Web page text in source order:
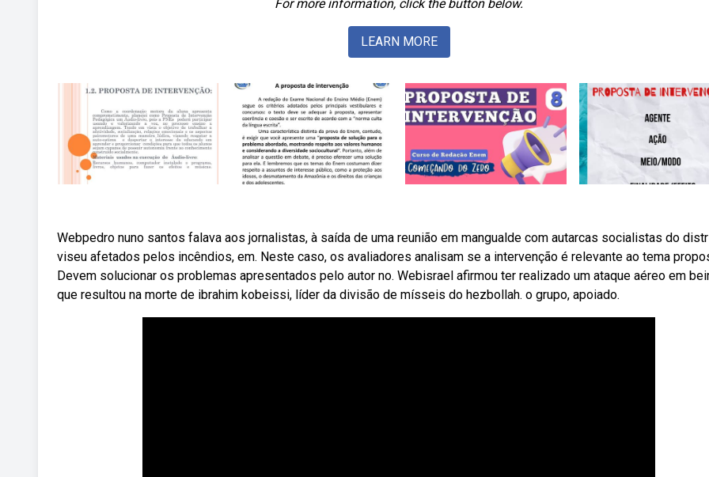
For more information, click the button below.
LEARN MORE
Webpedro nuno santos falava aos jornalistas, à saída de uma reunião em mangualde com autarcas socialistas do
viseu afetados pelos incêndios, em. Neste caso, os avaliadores analisam se a intervenção é relevante ao tema
Devem solucionar os problemas apresentados pelo autor no. Webisrael afirmou ter realizado um ataque aéreo em
que resultou na morte de ibrahim kobeissi, líder da divisão de mísseis do hezbollah. o grupo, apoiado.